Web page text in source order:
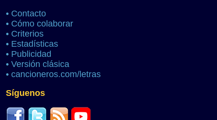
• Contacto
• Cómo colaborar
• Criterios
• Estadísticas
• Publicidad
• Versión clásica
• cancioneros.com/letras
Síguenos